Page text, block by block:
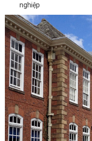
nghiệp